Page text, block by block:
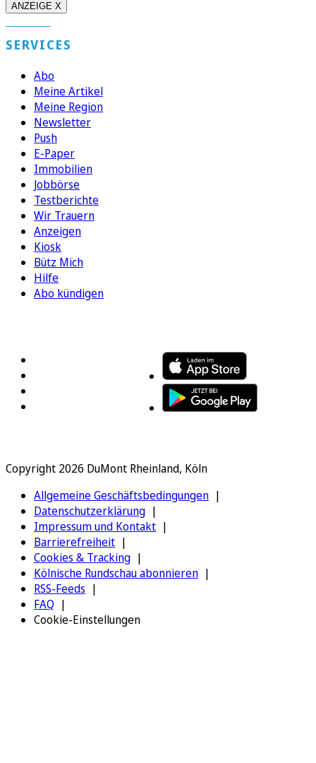
ANZEIGE X
SERVICES
Abo
Meine Artikel
Meine Region
Newsletter
Push
E-Paper
Immobilien
Jobbörse
Testberichte
Wir Trauern
Anzeigen
Kiosk
Bütz Mich
Hilfe
Abo kündigen
Copyright 2026 DuMont Rheinland, Köln
Allgemeine Geschäftsbedingungen
Datenschutzerklärung
Impressum und Kontakt
Barrierefreiheit
Cookies & Tracking
Kölnische Rundschau abonnieren
RSS-Feeds
FAQ
Cookie-Einstellungen